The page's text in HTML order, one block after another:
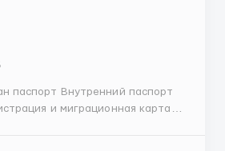
и миграционная карта